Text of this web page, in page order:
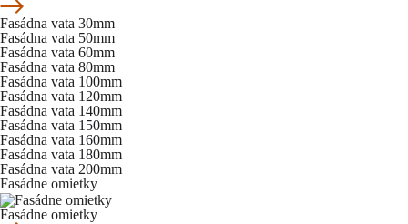
Fasádna vata 30mm
Fasádna vata 50mm
Fasádna vata 60mm
Fasádna vata 80mm
Fasádna vata 100mm
Fasádna vata 120mm
Fasádna vata 140mm
Fasádna vata 150mm
Fasádna vata 160mm
Fasádna vata 180mm
Fasádna vata 200mm
Fasádne omietky
Fasádne omietky